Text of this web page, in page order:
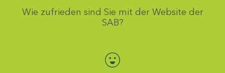
Wie zufrieden sind Sie mit der Website der
SAB?
Bewertung auswählen